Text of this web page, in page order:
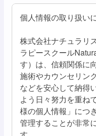
個人情報の取り扱い
株式会社ナチュラリ
ラピースクール
す）は、信頼関係に
施術やカウンセリン
などを安心して納得
よう日々努力を重ね
様の個人情報」につ
管理することが非常